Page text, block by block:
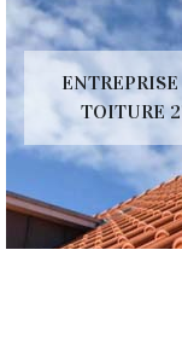
ENTREPRISE
TOITURE